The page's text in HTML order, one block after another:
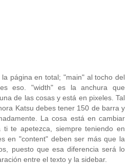
página en total; "main" al tocho del
eso. "width" es la anchura que
de las cosas y está en pixeles. Tal
Katsu debes tener 150 de barra y
La cosa está en cambiar
ti te apetezca, siempre teniendo en
en "content" deben ser más que la
puesto que esa diferencia será lo
entre el texto y la sidebar.